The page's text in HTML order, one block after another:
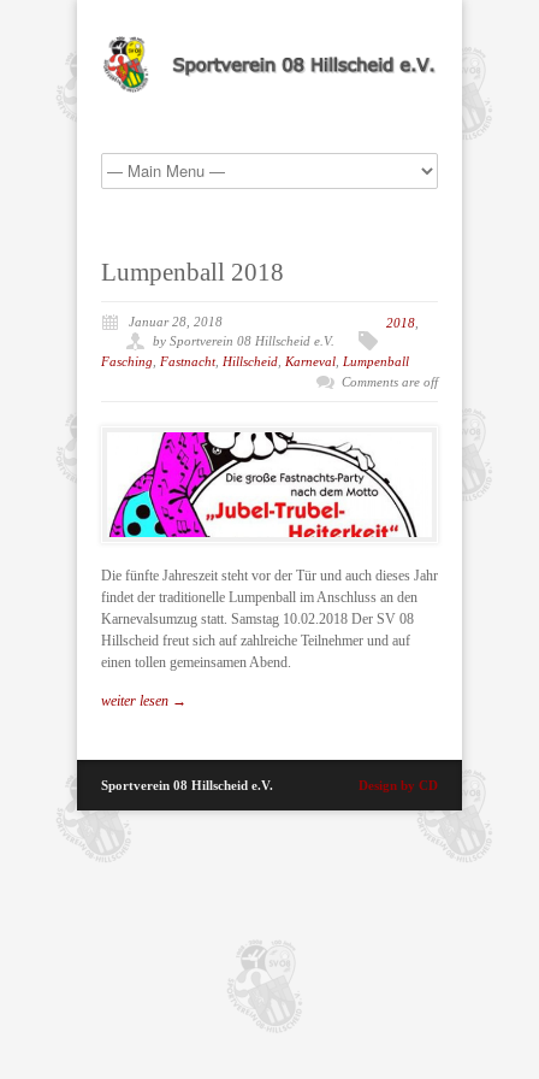
Lumpenball 2018
Januar 28, 2018
by Sportverein 08 Hillscheid e.V.
2018
Fasching Fastnacht, Hillscheid Karneval Lumpenball
Comments are off
Die fünfte Jahreszeit steht vor der Tür und auch dieses Jahr
findet der traditionelle Lumpenball im Anschluss an den
Karnevalsumzug statt. Samstag 10.02.2018 Der SV 08
Hillscheid freut sich auf zahlreiche Teilnehmer und auf
einen tollen gemeinsamen Abend.
weiter lesen →
Sportverein 08 Hillscheid e.V. Design by CD